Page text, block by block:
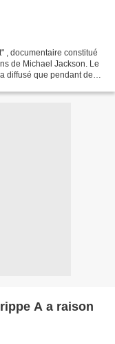
, documentaire constitué
de Michael Jackson. Le
diffusé que pendant deux
A a raison